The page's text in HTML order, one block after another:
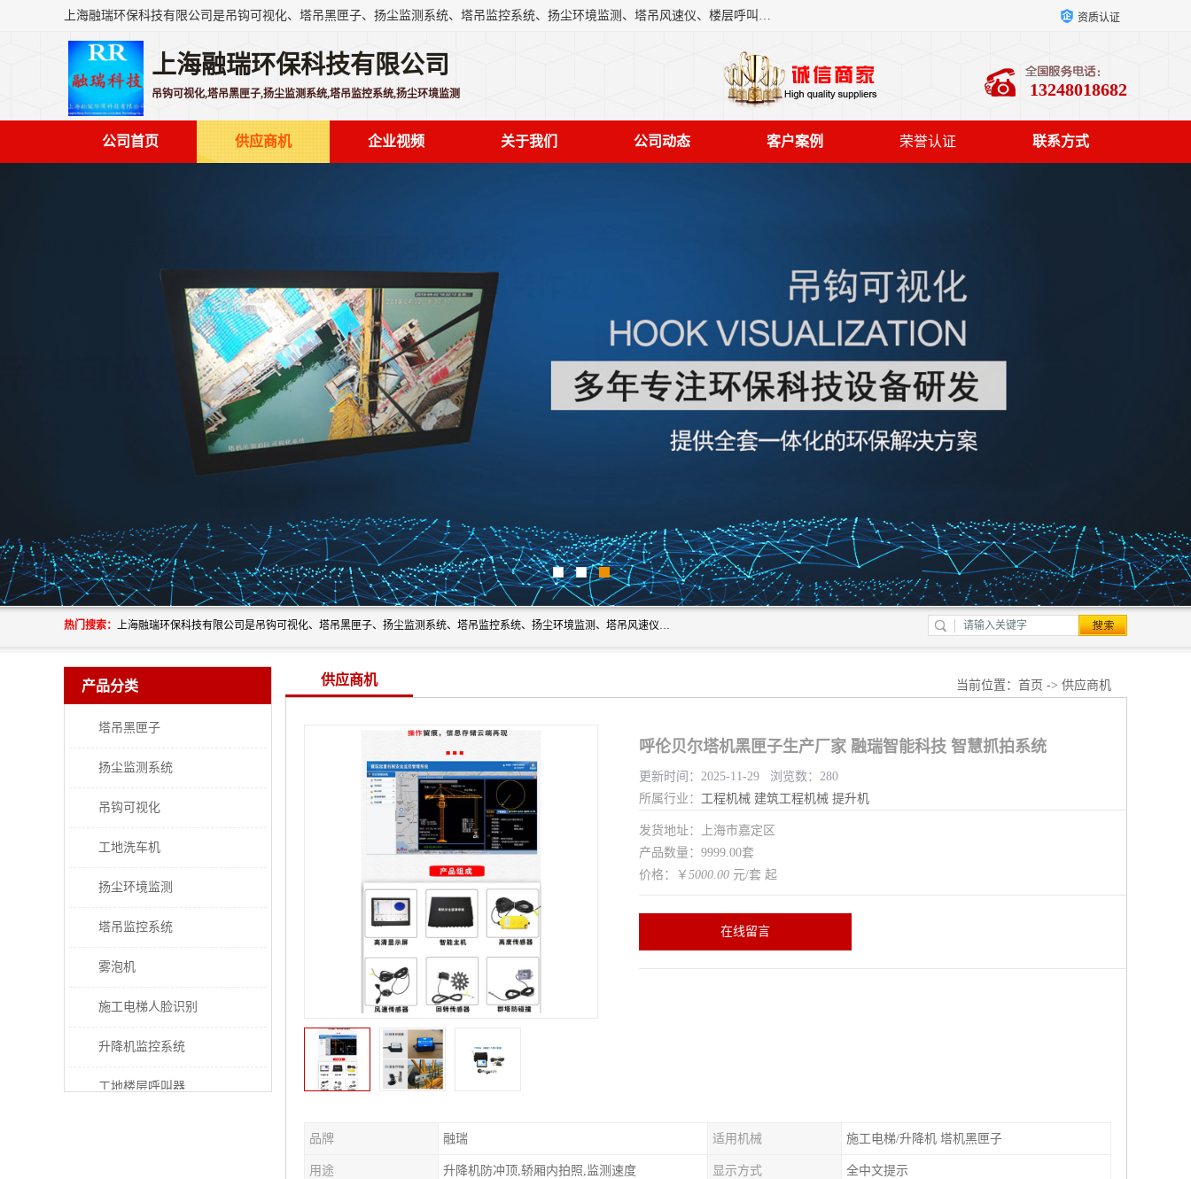
上海融瑞环保科技有限公司是吊钩可视化、塔吊黑匣子、扬尘监测系统、塔吊监控系统、扬尘环境监测、塔吊风速仪、楼层呼叫器、主令控制器、人脸识别、风速仪等一系列环保设备的研发生产销售为一体的专业化公司。 资质认证
上海融瑞环保科技有限公司
吊钩可视化,塔吊黑匣子,扬尘监测系统,塔吊监控系统,扬尘环境监测 13248018682
公司首页 供应商机 企业视频 关于我们 公司动态 客户案例 荣誉认证 联系方式
热门搜索： 上海融瑞环保科技有限公司是吊钩可视化、塔吊黑匣子、扬尘监测系统、塔吊监控系统、扬尘环境监测、塔吊风速仪、楼层呼叫器、主令控制器、人脸识别、风速仪等一系列环保设备的研发生产销售为一体的专业化公司。
产品分类
塔吊黑匣子
扬尘监测系统
吊钩可视化
工地洗车机
扬尘环境监测
塔吊监控系统
雾泡机
施工电梯人脸识别
升降机监控系统
工地楼层呼叫器
供应商机 当前位置： 首页 -> 供应商机
呼伦贝尔塔机黑匣子生产厂家 融瑞智能科技 智慧抓拍系统
更新时间：2025-11-29 浏览数：280
所属行业： 工程机械 建筑工程机械 提升机
发货地址：上海市嘉定区
产品数量：9999.00套
价格：￥ 5000.00 元/套 起
在线留言
品牌 融瑞 适用机械 施工电梯/升降机 塔机黑匣子
用途 升降机防冲顶,轿厢内拍照,监测速度 显示方式 全中文提示